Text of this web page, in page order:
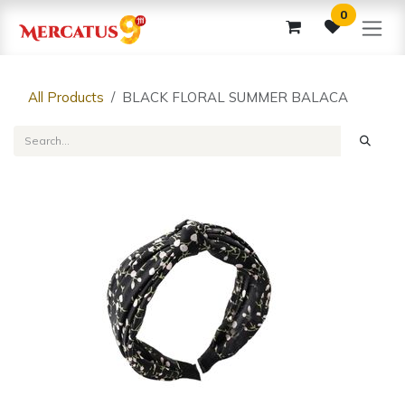
0
All Products BLACK FLORAL SUMMER BALACA